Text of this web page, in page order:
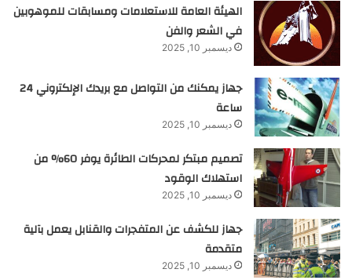
الهيئة العامة للاستعلامات ومسابقات للموهوبين
في الشعر والفن
ديسمبر 10, 2025
جهاز يمكنك من التواصل مع بريدك الإلكتروني 24
ساعة
ديسمبر 10, 2025
تصميم مبتكر لمحركات الطائرة يوفر 60% من
استهلاك الوقود
ديسمبر 10, 2025
جهاز للكشف عن المتفجرات والقنابل يعمل بآلية
متقدمة
ديسمبر 10, 2025